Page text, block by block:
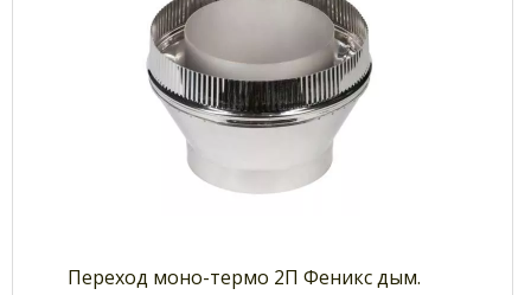
Переход моно-термо 2П Феникс дым.